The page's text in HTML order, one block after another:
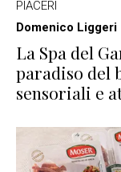
PIACERI
Domenico Liggeri
La Spa del
paradiso del
sensoriali e